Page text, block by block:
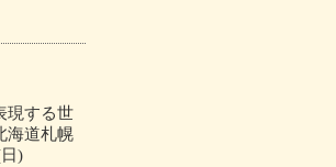
現する世
海道札幌
)